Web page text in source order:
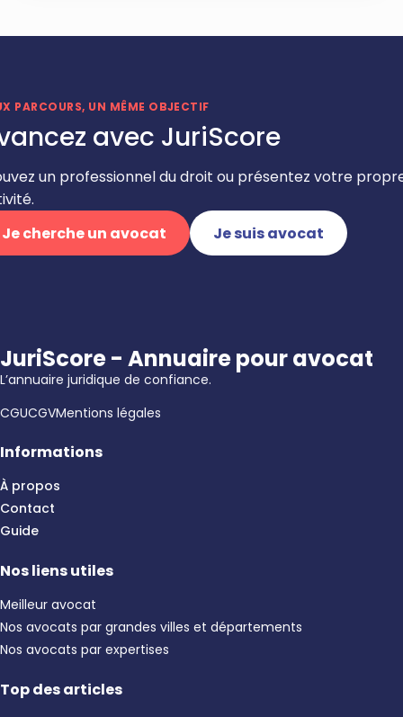
PARCOURS, UN MÊME OBJECTIF
avec JuriScore
un professionnel du droit ou présentez votre
Je cherche un avocat
Je suis avocat
JuriScore - Annuaire pour avocat
L’annuaire juridique de confiance.
CGUCGVMentions légales
Informations
À propos
Contact
Guide
Nos liens utiles
Meilleur avocat
Nos avocats par grandes villes et départements
Nos avocats par expertises
Top des articles